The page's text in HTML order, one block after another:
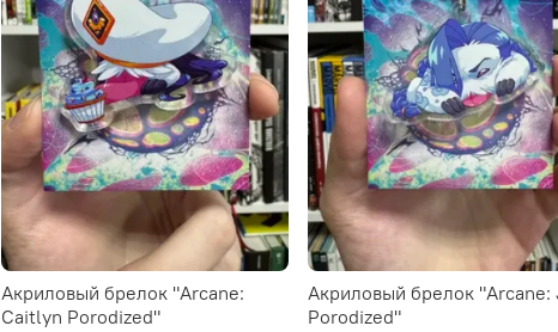
Акриловый брелок "Arcane:
Caitlyn Porodized"
Акриловый брелок "Arcane:
Porodized"